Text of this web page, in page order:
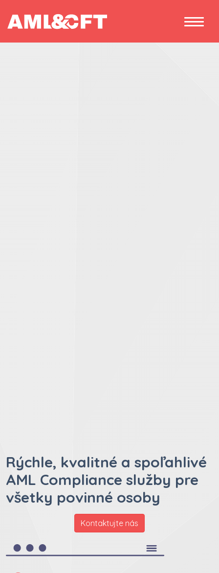
Rýchle, kvalitné a spoľahlivé
AML Compliance služby pre
všetky povinné osoby
Kontaktujte nás